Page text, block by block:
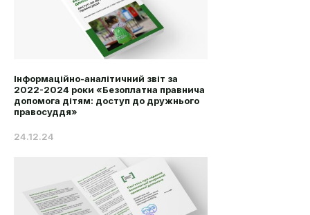
Інформаційно-аналітичний звіт за
2022-2024 роки «Безоплатна правнича
допомога дітям: доступ до дружнього
правосуддя»
24.12.24